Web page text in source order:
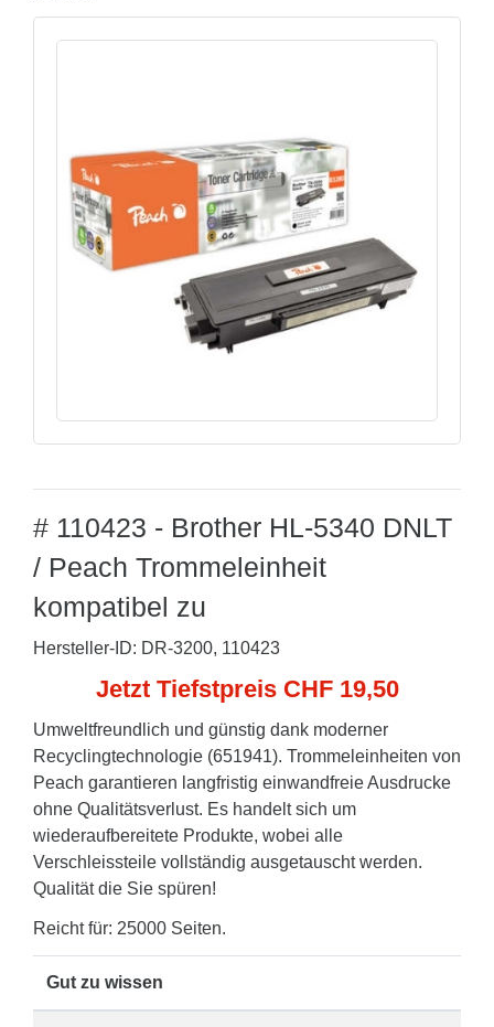
# 110423 - Brother HL-5340 DNLT
/ Peach Trommeleinheit
kompatibel zu
Hersteller-ID: DR-3200, 110423
Jetzt Tiefstpreis CHF 19,50
Umweltfreundlich und günstig dank moderner
Recyclingtechnologie (651941). Trommeleinheiten von
Peach garantieren langfristig einwandfreie Ausdrucke
ohne Qualitätsverlust. Es handelt sich um
wiederaufbereitete Produkte, wobei alle
Verschleissteile vollständig ausgetauscht werden.
Qualität die Sie spüren!
Reicht für: 25000 Seiten.
Gut zu wissen